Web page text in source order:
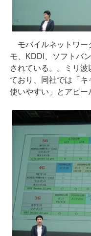
モバイルネットワー
モ、KDDI、ソフトバ
されている。。ミリ
ており、同社では「
使いやすい」とアピー